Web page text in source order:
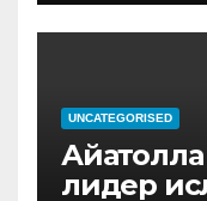
UNCATEGORISED
лидер